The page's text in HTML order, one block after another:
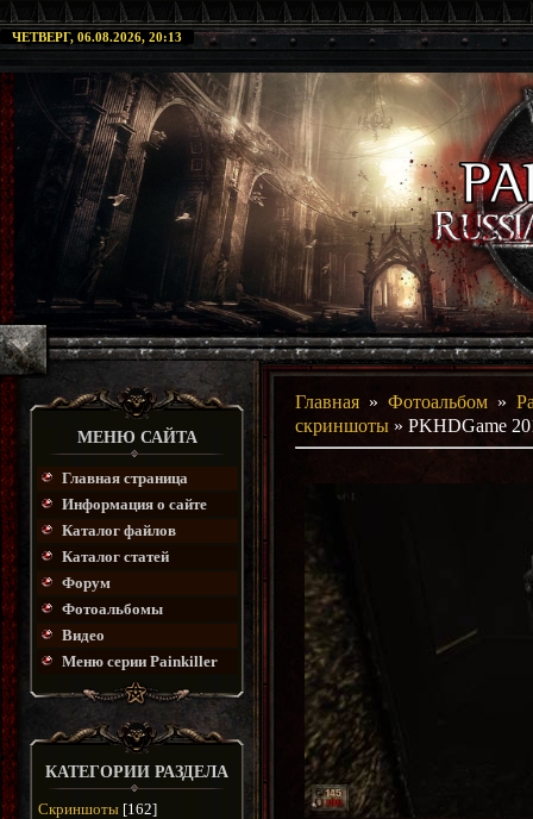
ЧЕТВЕРГ, 06.08.2026, 20:13
МЕНЮ САЙТА
Главная страница
Информация о сайте
Каталог файлов
Каталог статей
Форум
Фотоальбомы
Видео
Меню серии Painkiller
КАТЕГОРИИ РАЗДЕЛА
Скриншоты [162]
Главная »Фотоальбом »
скриншоты » PKHDGame